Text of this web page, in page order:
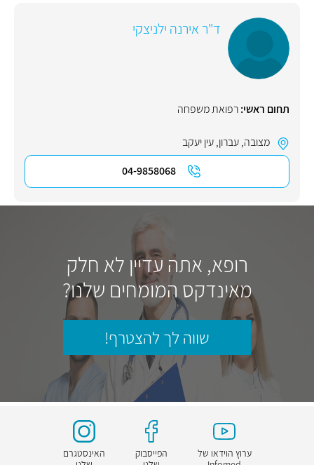
ד"ר אירנה ילניצקי
תחום ראשי:רפואת משפחה
מצובה,עברון,עין יעקב
04-9858068
רופא, אתה עדיין לא חלק
מאינדקס המומחים שלנו?
שווה לך להצטרף!
ערוץ הוידאו של
הפייסבוק
האינסטגרם